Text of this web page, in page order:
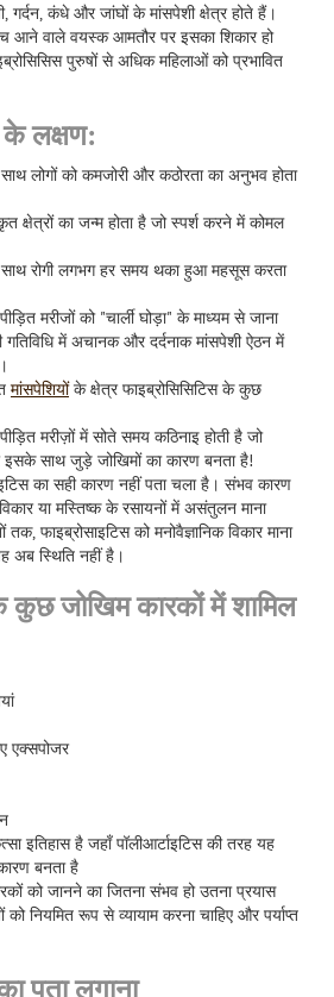
गर्दन, कंधे और जांघों के मांसपेशी क्षेत्र होते हैं।
आने वाले वयस्क आमतौर पर इसका शिकार हो
पुरुषों से अधिक महिलाओं को प्रभावित
के लक्षण:
लोगों को कमजोरी और कठोरता का अनुभव होता
क्षेत्रों का जन्म होता है जो स्पर्श करने में कोमल
साथ रोगी लगभग हर समय थका हुआ महसूस करता
मरीजों को "चार्ली घोड़ा" के माध्यम से जाना
गतिविधि में अचानक और दर्दनाक मांसपेशी ऐठन में
मांसपेशियोंके क्षेत्र फाइब्रोसिसिटिस के कुछ
मरीज़ों में सोते समय कठिनाइ होती है जो
इसके साथ जुड़े जोखिमों का कारण बनता है!
का सही कारण नहीं पता चला है। संभव कारण
या मस्तिष्क के रसायनों में असंतुलन माना
तक, फाइब्रोसाइटिस को मनोवैज्ञानिक विकार माना
अब स्थिति नहीं है।
कुछ जोखिम कारकों में शामिल
एक्सपोजर
इतिहास है जहाँ पॉलीआर्टाइटिस की तरह यह
बनता है
को जानने का जितना संभव हो उतना प्रयास
को नियमित रूप से व्यायाम करना चाहिए और पर्याप्त
पता लगाना